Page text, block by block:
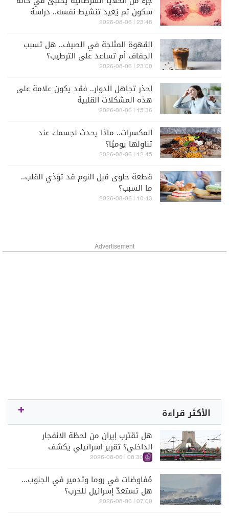
سكون ثم يُعيد تنشيط نفسه.. دراسة
تكشف
23:48 | 2026-08-06
القهوة المثلجة في الصيف.. هل تسبب
الجفاف أم تساعد على الترطيب؟
23:00 | 2026-08-06
احذر تجاهل الدوار.. فقد يكون علامة على
هذه المشكلات القلبية
15:36 | 2026-08-06
المكسرات.. ماذا يحدث لجسمك عند
تناولها يوميًا؟
12:45 | 2026-08-06
قطعة حلوى قبل النوم قد تؤذي القلب..
ما السبب؟
10:43 | 2026-08-06
Advertisement
الأكثر قراءة
هل تقترب إيران من لحظة الانفجار
الداخلي؟ تقرير اسرائيلي يكشف
الكواليس
08:30 | 2026-08-06
مُفاوضات في روما وتدمير في الجنوب...
هل تستعدّ إسرائيل للحرب؟
07:00 | 2026-08-06